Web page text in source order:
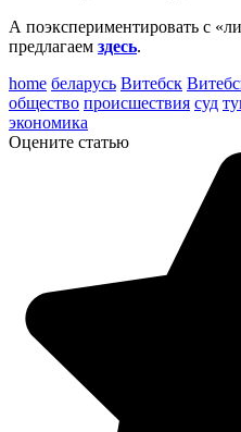
А поэкспериментировать с
предлагаем здесь.
home беларусь Витебск
общество происшествия суд
экономика
Оцените статью